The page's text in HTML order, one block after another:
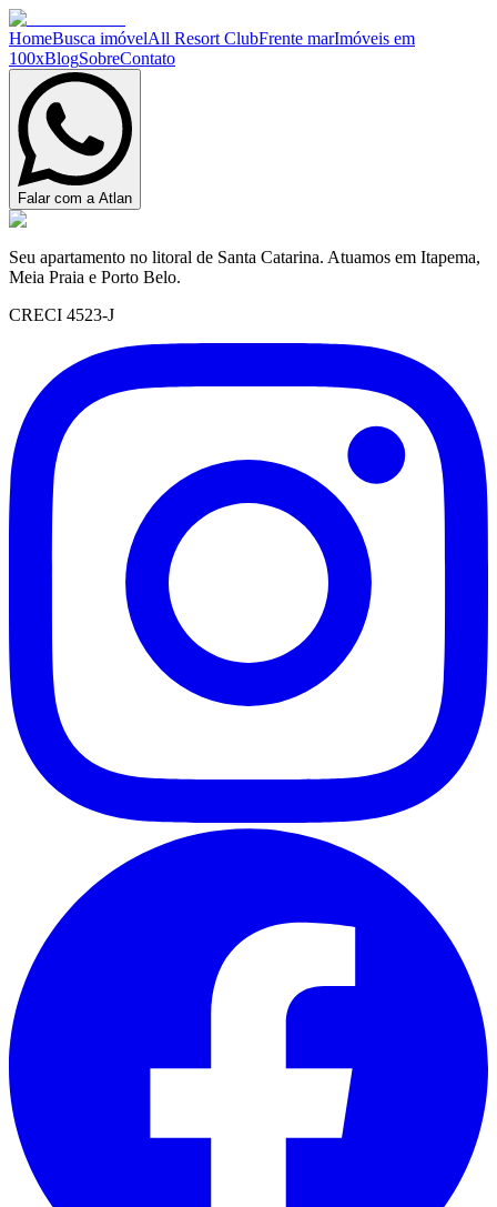
HomeBusca imóvelAll Resort ClubFrente marImóveis em
100xBlogSobreContato
Falar com a Atlan
Seu apartamento no litoral de Santa Catarina. Atuamos em Itapema,
Meia Praia e Porto Belo.
CRECI 4523-J